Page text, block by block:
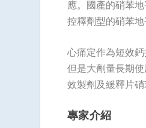
應。國產的硝苯
控釋劑型的硝苯
心痛定作為短效
但是大劑量長期
效製劑及緩釋片
專家介紹